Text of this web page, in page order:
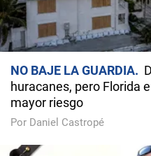
NO BAJE LA GUARDIA
huracanes, pero Florida
mayor riesgo
Por Daniel Castropé